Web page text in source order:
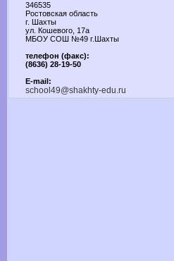
346535
Ростовская область
г. Шахты
ул. Кошевого, 17а
МБОУ СОШ №49 г.Шахты
телефон (факс):
(8636) 28-19-50
E-mail:
school49@shakhty-edu.ru